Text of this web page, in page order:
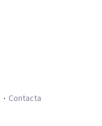
Contacta